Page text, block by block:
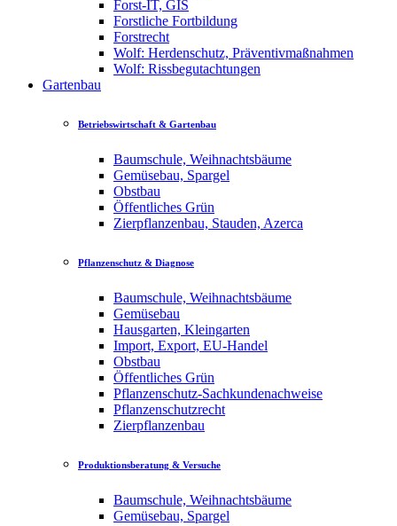
Forst-IT, GIS
Forstliche Fortbildung
Forstrecht
Wolf: Herdenschutz, Präventivmaßnahmen
Wolf: Rissbegutachtungen
Gartenbau
Betriebswirtschaft & Gartenbau
Baumschule, Weihnachtsbäume
Gemüsebau, Spargel
Obstbau
Öffentliches Grün
Zierpflanzenbau, Stauden, Azerca
Pflanzenschutz & Diagnose
Baumschule, Weihnachtsbäume
Gemüsebau
Hausgarten, Kleingarten
Import, Export, EU-Handel
Obstbau
Öffentliches Grün
Pflanzenschutz-Sachkundenachweise
Pflanzenschutzrecht
Zierpflanzenbau
Produktionsberatung & Versuche
Baumschule, Weihnachtsbäume
Gemüsebau, Spargel